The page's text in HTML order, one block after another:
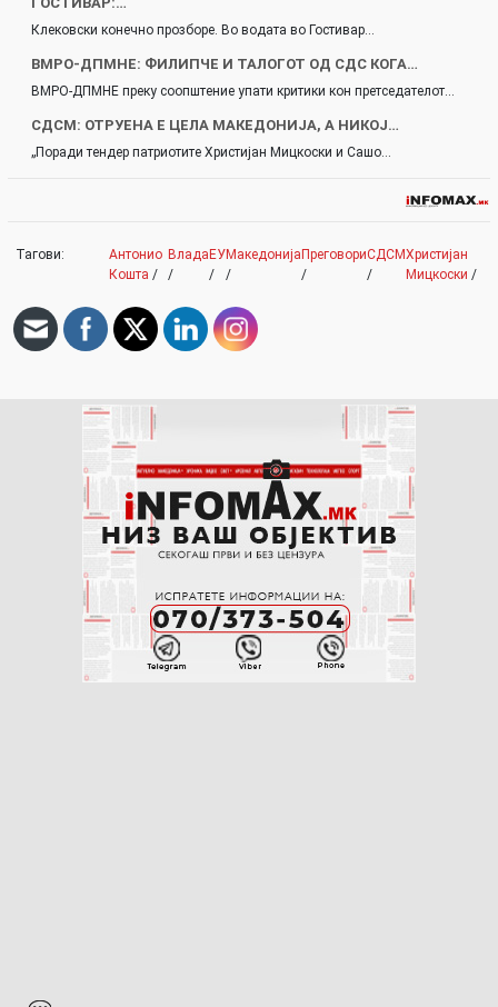
Клековски конечно прозборе. Во водата во Гостивар…
ВМРО-ДПМНЕ: ФИЛИПЧЕ И ТАЛОГОТ ОД СДС КОГА…
ВМРО-ДПМНЕ преку соопштение упати критики кон претседателот…
СДСМ: ОТРУЕНА Е ЦЕЛА МАКЕДОНИЈА, А НИКОЈ…
„Поради тендер патриотите Христијан Мицкоски и Сашо…
Тагови:
Антонио
Кошта /
Влада
/
ЕУ
/
Македонија
/
Преговори
/
СДСМ
/
Христијан
Мицкоски /